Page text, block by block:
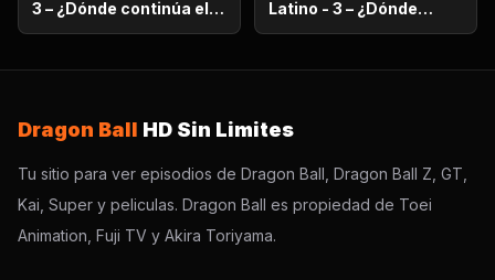
3 – ¿Dónde continúa el
sueño? ¡Encuentra al
Latino - 3 – ¿Dónde
continúa el sueño?
Saiyajin Dios!
Dragon Ball HD Sin Limites
Tu sitio para ver episodios de Dragon Ball, Dragon Ball Z, GT,
Kai, Super y peliculas. Dragon Ball es propiedad de Toei
Animation, Fuji TV y Akira Toriyama.